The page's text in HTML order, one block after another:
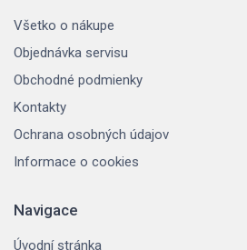
Všetko o nákupe
Objednávka servisu
Obchodné podmienky
Kontakty
Ochrana osobných údajov
Informace o cookies
Navigace
Úvodní stránka